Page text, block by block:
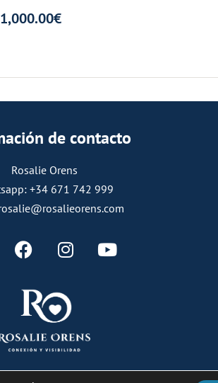
1,000.00€
de contacto
Rosalie Orens
+34 671 742 999